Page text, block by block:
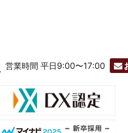
営業時間 平日9:00〜17:00